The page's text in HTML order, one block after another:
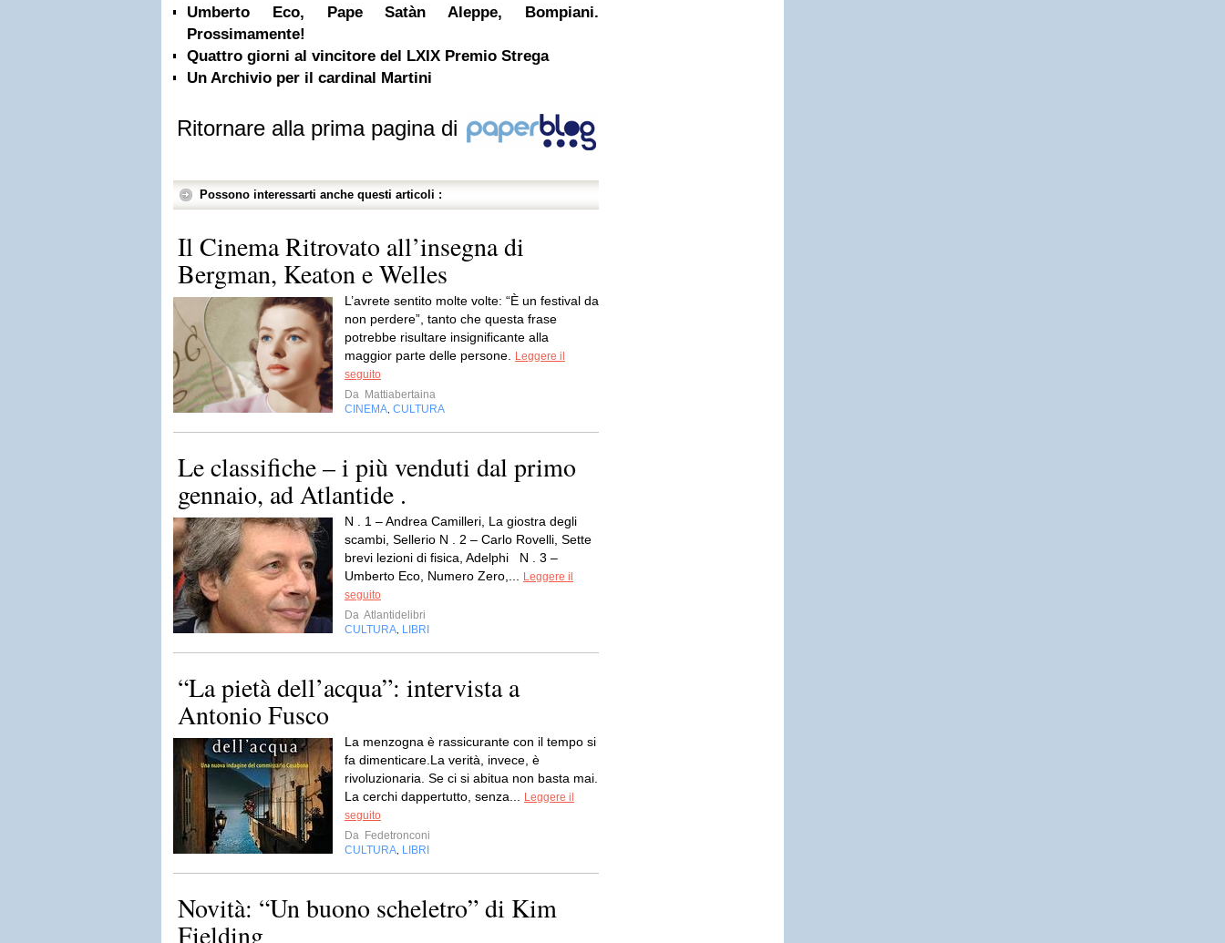
Umberto Eco, Pape Satàn Aleppe, Bompiani.
Prossimamente!
Quattro giorni al vincitore del LXIX Premio Strega
Un Archivio per il cardinal Martini
Ritornare alla prima pagina di
Possono interessarti anche questi articoli :
Il Cinema Ritrovato all’insegna di
Bergman, Keaton e Welles
L’avrete sentito molte volte: “È un festival da
non perdere”, tanto che questa frase
potrebbe risultare insignificante alla
maggior parte delle persone.
Leggere il
seguito
Da Mattiabertaina
CINEMA CULTURA
Le classifiche – i più venduti dal primo
gennaio, ad Atlantide .
N . 1 – Andrea Camilleri, La giostra degli
scambi, Sellerio N . 2 – Carlo Rovelli, Sette
brevi lezioni di fisica, Adelphi N . 3 –
Umberto Eco, Numero Zero,...
Leggere il
seguito
Da Atlantidelibri
CULTURA LIBRI
“La pietà dell’acqua”: intervista a
Antonio Fusco
La menzogna è rassicurante con il tempo si
fa dimenticare.La verità, invece, è
rivoluzionaria. Se ci si abitua non basta mai.
La cerchi dappertutto, senza...
Leggere il
seguito
Da Fedetronconi
CULTURA LIBRI
Novità: “Un buono scheletro” di Kim
Fielding